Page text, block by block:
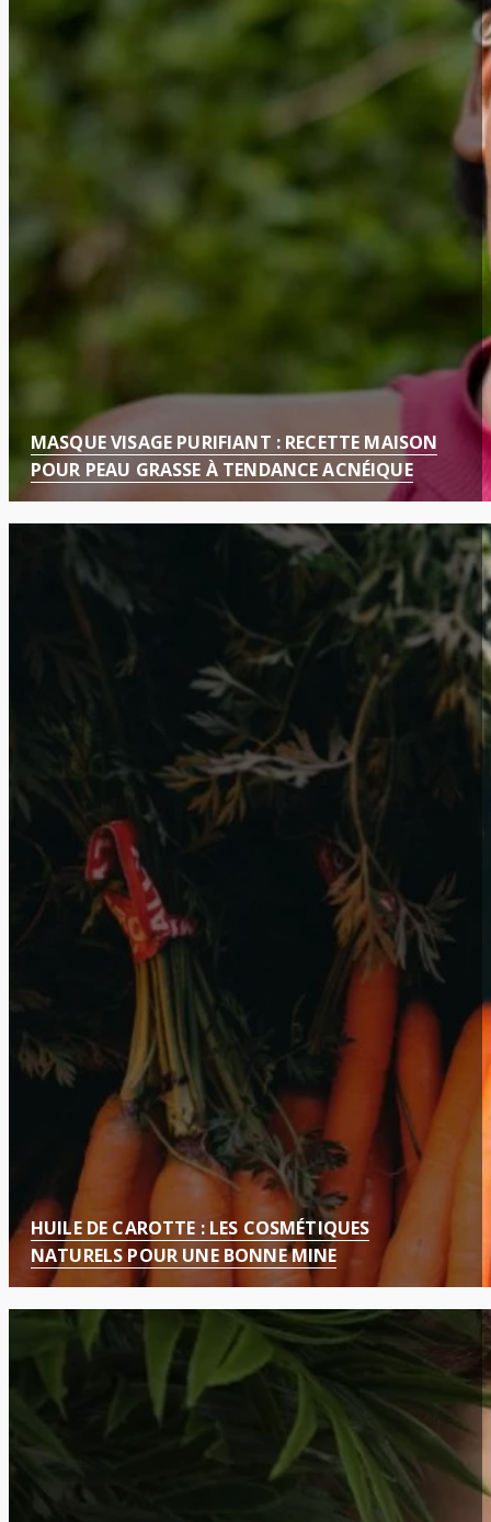
MASQUE VISAGE PURIFIANT : RECETTE MAISON
POUR PEAU GRASSE À TENDANCE ACNÉIQUE
HUILE DE CAROTTE : LES COSMÉTIQUES
NATURELS POUR UNE BONNE MINE